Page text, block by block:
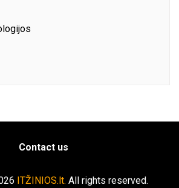
Contact us
ITŽINIOS.lt. All rights reserved.